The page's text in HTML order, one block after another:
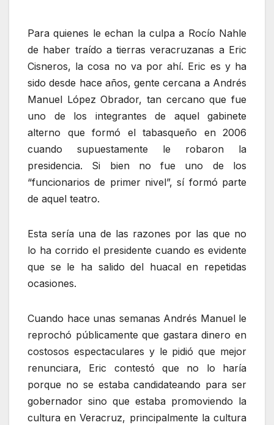
Para quienes le echan la culpa a Rocío Nahle
de haber traído a tierras veracruzanas a Eric
Cisneros, la cosa no va por ahí. Eric es y ha
sido desde hace años, gente cercana a Andrés
Manuel López Obrador, tan cercano que fue
uno de los integrantes de aquel gabinete
alterno que formó el tabasqueño en 2006
cuando supuestamente le robaron la
presidencia. Si bien no fue uno de los
“funcionarios de primer nivel”, sí formó parte
de aquel teatro.
Esta sería una de las razones por las que no
lo ha corrido el presidente cuando es evidente
que se le ha salido del huacal en repetidas
ocasiones.
Cuando hace unas semanas Andrés Manuel le
reprochó públicamente que gastara dinero en
costosos espectaculares y le pidió que mejor
renunciara, Eric contestó que no lo haría
porque no se estaba candidateando para ser
gobernador sino que estaba promoviendo la
cultura en Veracruz, principalmente la cultura